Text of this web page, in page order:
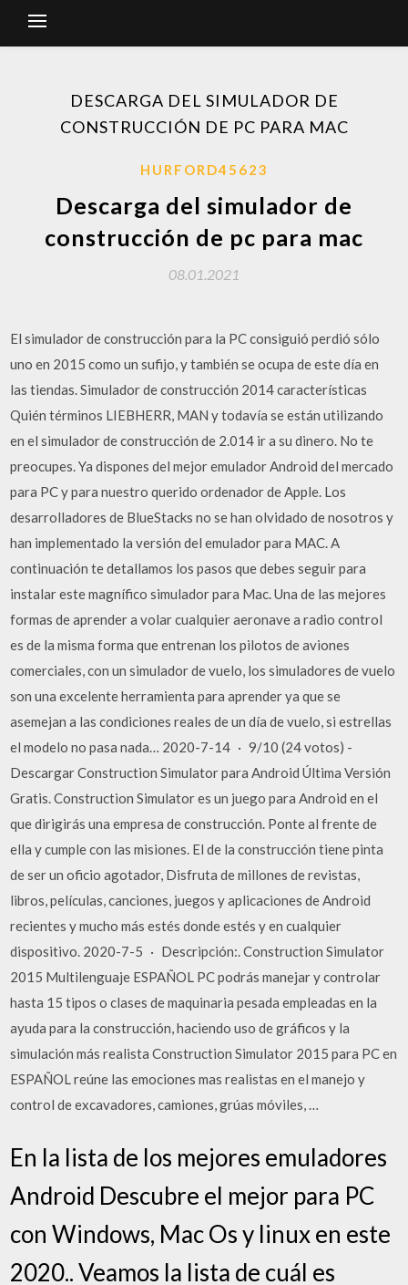
DESCARGA DEL SIMULADOR DE
CONSTRUCCIÓN DE PC PARA MAC
HURFORD45623
Descarga del simulador de
construcción de pc para mac
08.01.2021
El simulador de construcción para la PC consiguió perdió sólo
uno en 2015 como un sufijo, y también se ocupa de este día en
las tiendas. Simulador de construcción 2014 características
Quién términos LIEBHERR, MAN y todavía se están utilizando
en el simulador de construcción de 2.014 ir a su dinero. No te
preocupes. Ya dispones del mejor emulador Android del mercado
para PC y para nuestro querido ordenador de Apple. Los
desarrolladores de BlueStacks no se han olvidado de nosotros y
han implementado la versión del emulador para MAC. A
continuación te detallamos los pasos que debes seguir para
instalar este magnífico simulador para Mac. Una de las mejores
formas de aprender a volar cualquier aeronave a radio control
es de la misma forma que entrenan los pilotos de aviones
comerciales, con un simulador de vuelo, los simuladores de vuelo
son una excelente herramienta para aprender ya que se
asemejan a las condiciones reales de un día de vuelo, si estrellas
el modelo no pasa nada… 2020-7-14 · 9/10 (24 votos) -
Descargar Construction Simulator para Android Última Versión
Gratis. Construction Simulator es un juego para Android en el
que dirigirás una empresa de construcción. Ponte al frente de
ella y cumple con las misiones. El de la construcción tiene pinta
de ser un oficio agotador, Disfruta de millones de revistas,
libros, películas, canciones, juegos y aplicaciones de Android
recientes y mucho más estés donde estés y en cualquier
dispositivo. 2020-7-5 · Descripción:. Construction Simulator
2015 Multilenguaje ESPAÑOL PC podrás manejar y controlar
hasta 15 tipos o clases de maquinaria pesada empleadas en la
ayuda para la construcción, haciendo uso de gráficos y la
simulación más realista Construction Simulator 2015 para PC en
ESPAÑOL reúne las emociones mas realistas en el manejo y
control de excavadores, camiones, grúas móviles, …
En la lista de los mejores emuladores
Android Descubre el mejor para PC
con Windows, Mac Os y linux en este
2020.. Veamos la lista de cuál es